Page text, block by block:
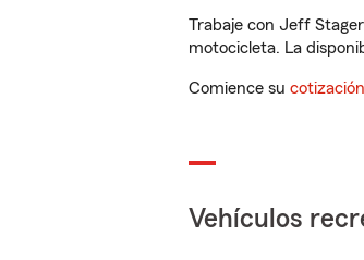
Trabaje con Jeff
motocicleta. La
Comience su
Vehículos